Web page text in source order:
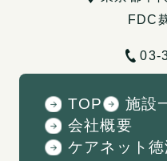
FDC
03-
TOP 施設
会社概要
ケアネット